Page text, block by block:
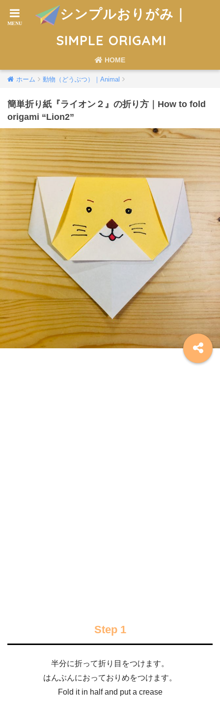
シンプルおりがみ｜
SIMPLE ORIGAMI
HOME
ホーム 動物（どうぶつ）｜Animal
簡単折り紙『ライオン２』の折り方｜How to fold
origami “Lion2”
Step 1
半分に折って折り目をつけます。
はんぶんにおっておりめをつけます。
Fold it in half and put a crease